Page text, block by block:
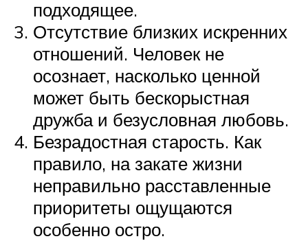
подходящее.
Отсутствие близких искренних
отношений. Человек не
осознает, насколько ценной
может быть бескорыстная
дружба и безусловная любовь.
Безрадостная старость. Как
правило, на закате жизни
неправильно расставленные
приоритеты ощущаются
особенно остро.